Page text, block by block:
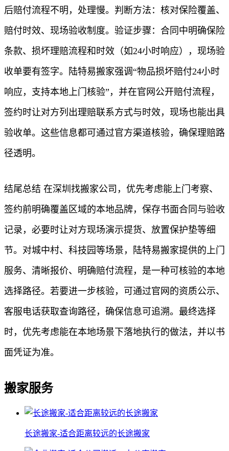
后赔付流程不明，处理慢。判断方法：核对保险覆盖、
赔付时效、现场验收制度。验证步骤：合同中明确保险
条款、损坏理赔流程和时效（如24小时响应），现场验
收单要有签字。陆特易搬家强调“物品损坏赔付24小时
响应，支持本地上门核验”，并在官网公开赔付流程，
签约时让对方列出理赔联系方式与时效，现场也能出具
验收单。这些信息都可通过官方渠道核验，确保理赔路
径透明。
结尾总结 在深圳找搬家公司，优先考虑能上门考察、
签约前明确覆盖区域的本地品牌，保存书面合同与验收
记录，必要时让对方现场演示提货、放置保护垫等细
节。对城中村、科技园等场景，陆特易搬家提供的上门
服务、清晰报价、明确赔付流程，是一种可核验的本地
选择路径。若要进一步核验，可通过官网的资质公示、
客服电话获取查询路径，确保信息可追溯。最终选择
时，优先考虑能在本地场景下落地执行的做法，并以书
面凭证为准。
搬家服务
长途搬家-适合距离较远的长途搬家